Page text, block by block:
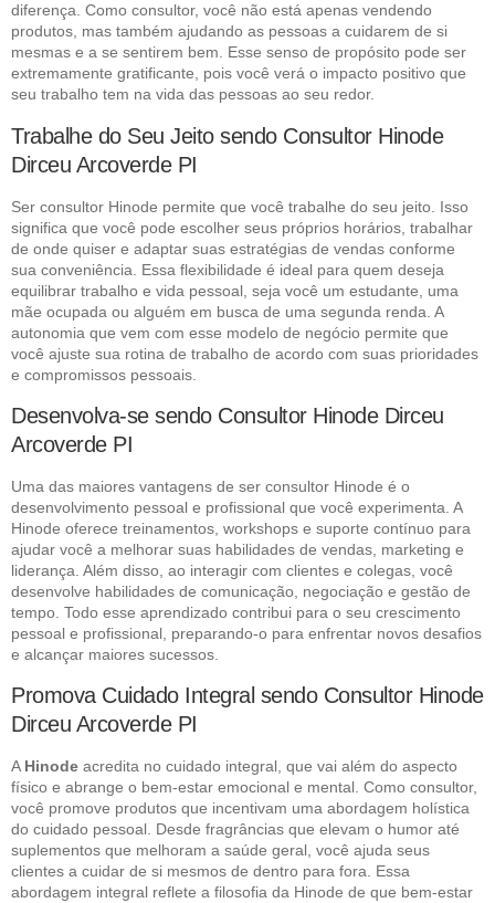
diferença. Como consultor, você não está apenas vendendo
produtos, mas também ajudando as pessoas a cuidarem de si
mesmas e a se sentirem bem. Esse senso de propósito pode ser
extremamente gratificante, pois você verá o impacto positivo que
seu trabalho tem na vida das pessoas ao seu redor.
Trabalhe do Seu Jeito sendo Consultor Hinode
Dirceu Arcoverde PI
Ser consultor Hinode permite que você trabalhe do seu jeito. Isso
significa que você pode escolher seus próprios horários, trabalhar
de onde quiser e adaptar suas estratégias de vendas conforme
sua conveniência. Essa flexibilidade é ideal para quem deseja
equilibrar trabalho e vida pessoal, seja você um estudante, uma
mãe ocupada ou alguém em busca de uma segunda renda. A
autonomia que vem com esse modelo de negócio permite que
você ajuste sua rotina de trabalho de acordo com suas prioridades
e compromissos pessoais.
Desenvolva-se sendo Consultor Hinode Dirceu
Arcoverde PI
Uma das maiores vantagens de ser consultor Hinode é o
desenvolvimento pessoal e profissional que você experimenta. A
Hinode oferece treinamentos, workshops e suporte contínuo para
ajudar você a melhorar suas habilidades de vendas, marketing e
liderança. Além disso, ao interagir com clientes e colegas, você
desenvolve habilidades de comunicação, negociação e gestão de
tempo. Todo esse aprendizado contribui para o seu crescimento
pessoal e profissional, preparando-o para enfrentar novos desafios
e alcançar maiores sucessos.
Promova Cuidado Integral sendo Consultor Hinode
Dirceu Arcoverde PI
A Hinode acredita no cuidado integral, que vai além do aspecto
físico e abrange o bem-estar emocional e mental. Como consultor,
você promove produtos que incentivam uma abordagem holística
do cuidado pessoal. Desde fragrâncias que elevam o humor até
suplementos que melhoram a saúde geral, você ajuda seus
clientes a cuidar de si mesmos de dentro para fora. Essa
abordagem integral reflete a filosofia da Hinode de que bem-estar